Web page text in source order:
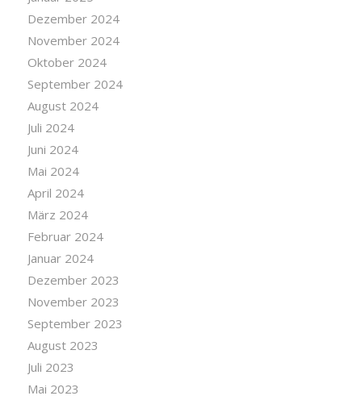
Dezember 2024
November 2024
Oktober 2024
September 2024
August 2024
Juli 2024
Juni 2024
Mai 2024
April 2024
März 2024
Februar 2024
Januar 2024
Dezember 2023
November 2023
September 2023
August 2023
Juli 2023
Mai 2023